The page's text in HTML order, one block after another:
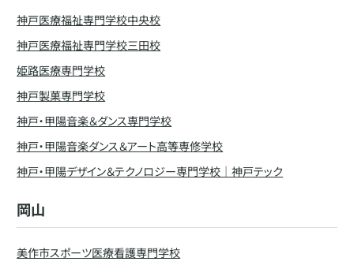
神戸医療福祉専門学校中央校
神戸医療福祉専門学校三田校
姫路医療専門学校
神戸製菓専門学校
神戸・甲陽音楽＆ダンス専門学校
神戸・甲陽音楽ダンス＆アート高等専修学校
神戸・甲陽デザイン＆テクノロジー専門学校｜神戸テック
岡山
美作市スポーツ医療看護専門学校